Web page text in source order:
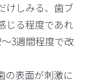
けしみる、歯ブ
じる程度であれ
3週間程度で改
の表面が刺激に